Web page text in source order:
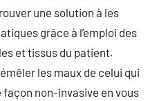
une solution à les
grâce à l’emploi des
et tissus du patient.
les maux de celui qui
non-invasive en vous